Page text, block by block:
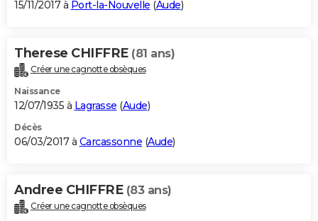
15/11/2017 à Port-la-Nouvelle (Aude)
Therese CHIFFRE (81 ans)
Créer une cagnotte obsèques
Naissance
12/07/1935 à Lagrasse (Aude)
Décès
06/03/2017 à Carcassonne (Aude)
Andree CHIFFRE (83 ans)
Créer une cagnotte obsèques